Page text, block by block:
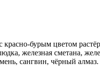
красно-бурым цветом
железная сметана,
сангвин, чёрный алмаз.